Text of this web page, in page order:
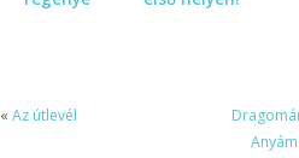
« Az útlevél